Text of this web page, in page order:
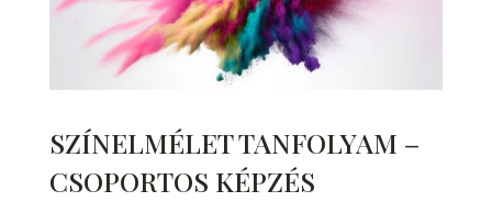
SZÍNELMÉLET TANFOLYAM –
CSOPORTOS KÉPZÉS